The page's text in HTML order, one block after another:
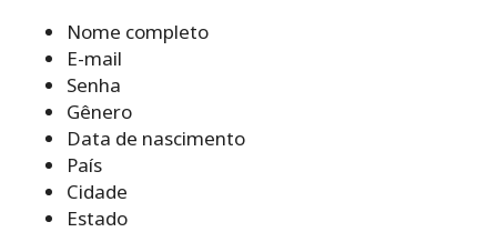
Nome completo
E-mail
Senha
Gênero
Data de nascimento
País
Cidade
Estado